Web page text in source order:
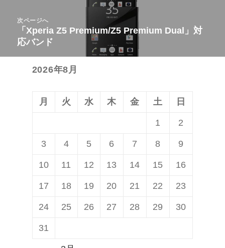
投
稿:
次ページへ
次
の
投
「Xperia Z5 Premium/Z5 Premium Dual」対
応バンド
2026年8月
月 火 水 木 金 土 日
1 2
3 4 5 6 7 8 9
10 11 12 13 14 15 16
17 18 19 20 21 22 23
24 25 26 27 28 29 30
31